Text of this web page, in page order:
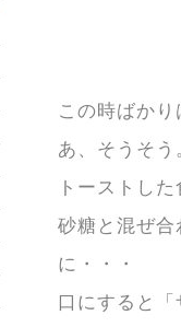
この時ばか
あ、そうそ
トーストし
砂糖と混ぜ
に・・・
口にすると